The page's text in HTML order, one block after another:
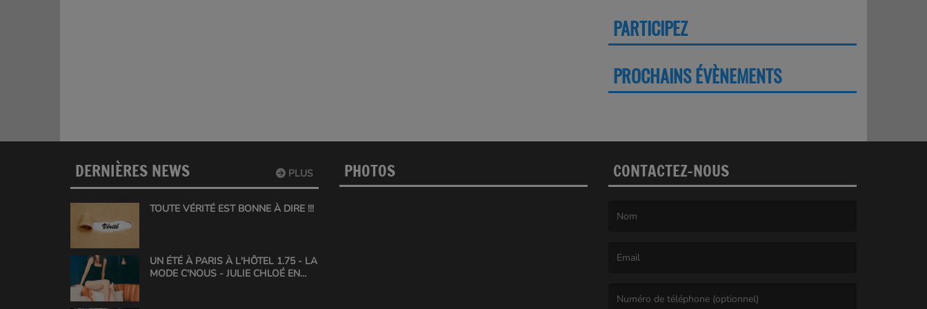
PARTICIPEZ
PROCHAINS ÉVÈNEMENTS
PLUS
DERNIÈRES NEWS
TOUTE VÉRITÉ EST BONNE À DIRE !!!
UN ÉTÉ À PARIS À L'HÔTEL 1.75 - LA
MODE C'NOUS - JULIE CHLOÉ EN
PHOTOS CONTACTEZ-NOUS